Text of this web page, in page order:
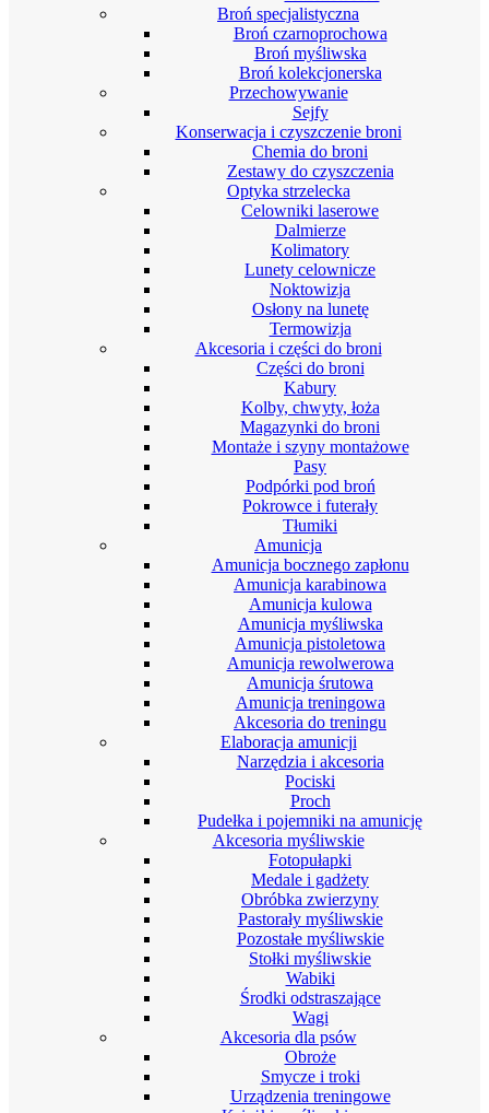
Broń specjalistyczna
Broń czarnoprochowa
Broń myśliwska
Broń kolekcjonerska
Przechowywanie
Sejfy
Konserwacja i czyszczenie broni
Chemia do broni
Zestawy do czyszczenia
Optyka strzelecka
Celowniki laserowe
Dalmierze
Kolimatory
Lunety celownicze
Noktowizja
Osłony na lunetę
Termowizja
Akcesoria i części do broni
Części do broni
Kabury
Kolby, chwyty, łoża
Magazynki do broni
Montaże i szyny montażowe
Pasy
Podpórki pod broń
Pokrowce i futerały
Tłumiki
Amunicja
Amunicja bocznego zapłonu
Amunicja karabinowa
Amunicja kulowa
Amunicja myśliwska
Amunicja pistoletowa
Amunicja rewolwerowa
Amunicja śrutowa
Amunicja treningowa
Akcesoria do treningu
Elaboracja amunicji
Narzędzia i akcesoria
Pociski
Proch
Pudełka i pojemniki na amunicję
Akcesoria myśliwskie
Fotopułapki
Medale i gadżety
Obróbka zwierzyny
Pastorały myśliwskie
Pozostałe myśliwskie
Stołki myśliwskie
Wabiki
Środki odstraszające
Wagi
Akcesoria dla psów
Obroże
Smycze i troki
Urządzenia treningowe